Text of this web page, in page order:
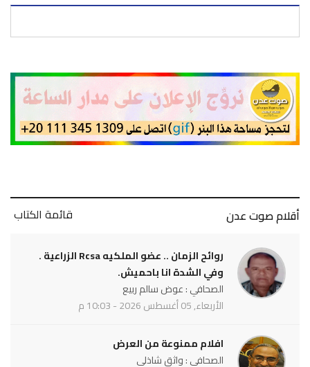
أقلام صوت عدن قائمة الكتاب
روائح الزمان .. عضو الملكيه Rcsa الزراعية .
وفي الشدة انا باحميش.
الصحافي : عوض سالم ربيع
الأربعاء, 05 أغسطس 2026 - 10:03 م
افلام ممنوعة من العرض
الصحافي : واثق شاذلي